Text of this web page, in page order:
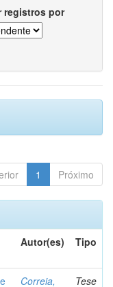
registros por
1 Próximo
Autor(es) Tipo
Correia,
Tese